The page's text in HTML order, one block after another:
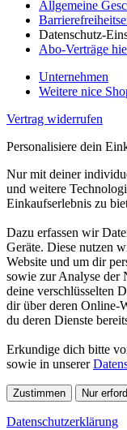
Allgemeine
Datenschutz-
Abo-Verträge
Unternehmen
Weitere nice
Vertrag widerrufen
Personalisiere dein
Nur mit deiner
und weitere
Einkaufserlebnis zu
Dazu erfassen wir
Geräte. Diese nutzen
Website und um dir
sowie zur Analyse der
deine verschlüsselten
dir über deren Online-
du deren Dienste
Erkundige dich bitte
sowie in unserer
Zustimmen Nur
Datenschutzerklärung